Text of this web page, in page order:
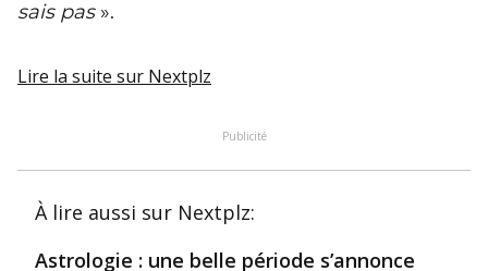
sais pas».
Lire la suite sur Nextplz
Publicité
À lire aussi sur Nextplz:
Astrologie : une belle période s’annonce